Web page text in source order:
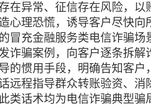
在异常、征信存在风险，以
心理恐慌，诱导客户尽快向
冒充金融服务类电信诈骗场
诈骗案例，向客户逐条拆解
的惯用手段，明确告知客户
远程指导群众转账验资、消
类话术均为电信诈骗典型骗